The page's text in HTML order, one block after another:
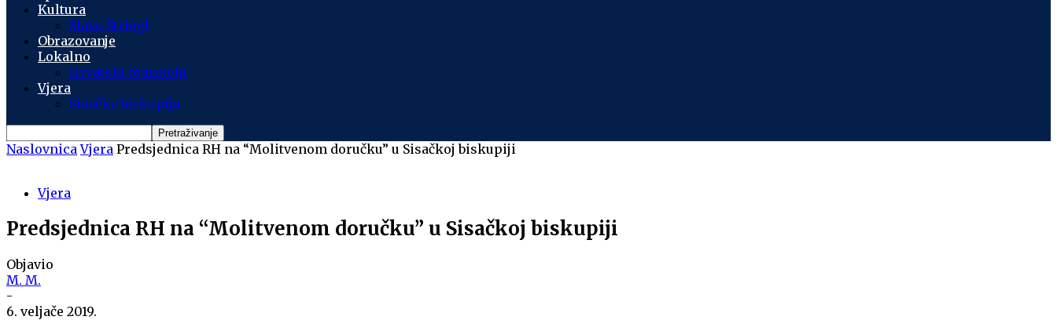
Kultura
Slavo Striegl
Obrazovanje
Lokalno
Hrvatski branitelji
Vjera
Sisačka biskupija
Naslovnica Vjera Predsjednica RH na “Molitvenom doručku” u Sisačkoj biskupiji
Vjera
Predsjednica RH na “Molitvenom doručku” u Sisačkoj biskupiji
Objavio
M. M.
-
6. veljače 2019.